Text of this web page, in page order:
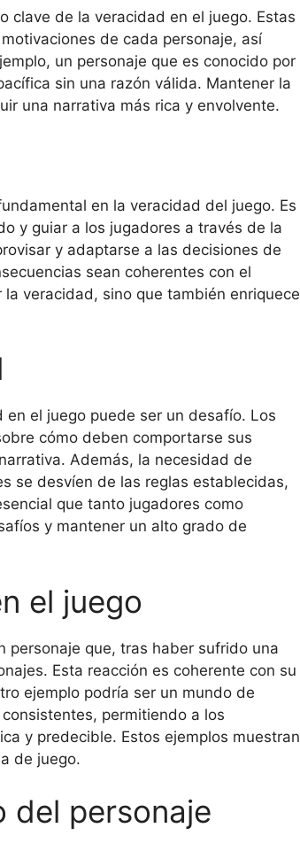
clave de la veracidad en el juego. Estas
de cada personaje, así
un personaje que es conocido por
sin una razón válida. Mantener la
una narrativa más rica y envolvente.
en la veracidad del juego. Es
y guiar a los jugadores a través de la
y adaptarse a las decisiones de
sean coherentes con el
veracidad, sino que también enriquece
el juego puede ser un desafío. Los
cómo deben comportarse sus
Además, la necesidad de
se desvíen de las reglas establecidas,
que tanto jugadores como
y mantener un alto grado de
el juego
personaje que, tras haber sufrido una
Esta reacción es coherente con su
ejemplo podría ser un mundo de
permitiendo a los
y predecible. Estos ejemplos muestran
de juego.
del personaje